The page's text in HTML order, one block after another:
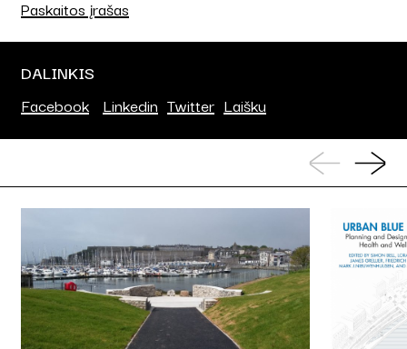
Paskaitos įrašas
DALINKIS
Facebook Linkedin Twitter Laišku